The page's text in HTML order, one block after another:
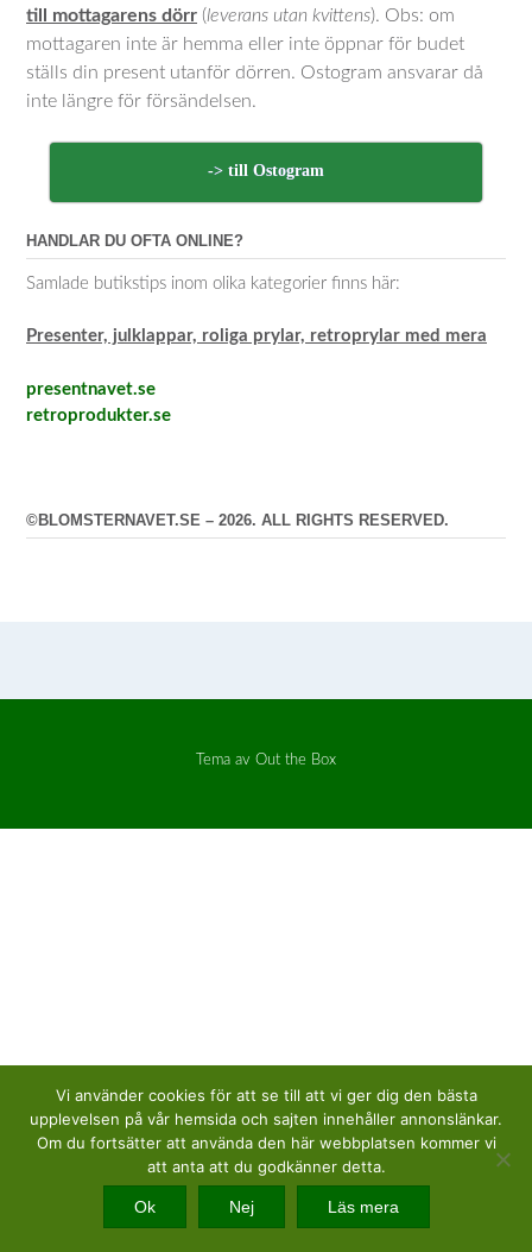
till mottagarens dörr (leverans utan kvittens). Obs: om
mottagaren inte är hemma eller inte öppnar för budet
ställs din present utanför dörren. Ostogram ansvarar då
inte längre för försändelsen.
-> till Ostogram
HANDLAR DU OFTA ONLINE?
Samlade butikstips inom olika kategorier finns här:
Presenter, julklappar, roliga prylar, retroprylar med mera
presentnavet.se
retroprodukter.se
©BLOMSTERNAVET.SE – 2026. ALL RIGHTS RESERVED.
Tema av Out the Box
Vi använder cookies för att se till att vi ger dig den bästa
upplevelsen på vår hemsida och sajten innehåller annonslänkar.
Om du fortsätter att använda den här webbplatsen kommer vi
att anta att du godkänner detta.
Ok Nej Läs mera